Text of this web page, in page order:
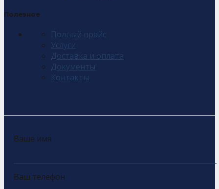
Полезное
Полный прайс
Услуги
Доставка и оплата
Документы
Контакты
Ваше имя
Ваш телефон